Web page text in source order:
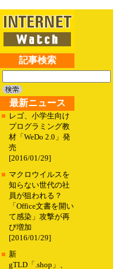
記事検索
最新ニュース
■ レゴ、小学生向け
プログラミング教
材「WeDo 2.0」発
売
[2016/01/29]
■ マクロウイルスを
知らない世代の社
員が狙われる？
「Office文書を開い
て感染」攻撃が再
び増加
[2016/01/29]
■ 新
gTLD「.shop」、